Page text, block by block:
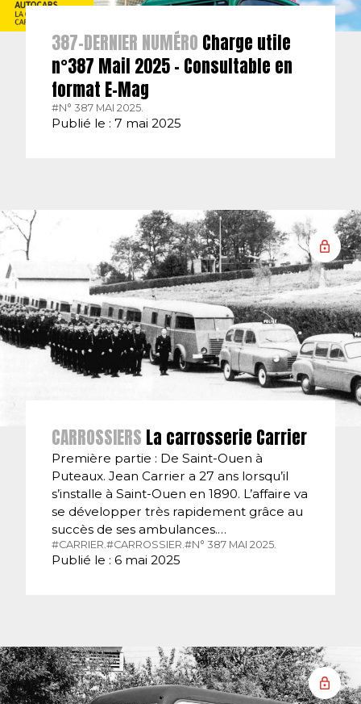
387-DERNIER NUMÉRO Charge utile
n°387 Mail 2025 – Consultable en
format E-Mag
#N° 387 MAI 2025.
Publié le : 7 mai 2025
CARROSSIERS La carrosserie Carrier
Première partie : De Saint-Ouen à
Puteaux. Jean Carrier a 27 ans lorsqu’il
s’installe à Saint-Ouen en 1890. L’affaire va
se développer très rapidement grâce au
succès de ses ambulances.…
#CARRIER.#CARROSSIER.#N° 387 MAI 2025.
Publié le : 6 mai 2025